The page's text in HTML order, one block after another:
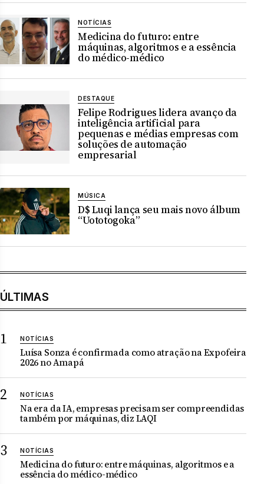
NOTÍCIAS
Medicina do futuro: entre
máquinas, algoritmos e a essência
do médico-médico
DESTAQUE
Felipe Rodrigues lidera avanço da
inteligência artificial para
pequenas e médias empresas com
soluções de automação
empresarial
MÚSICA
D$ Luqi lança seu mais novo álbum
“Uototogoka”
ÚLTIMAS
NOTÍCIAS
Luísa Sonza é confirmada como atração na Expofeira
2026 no Amapá
NOTÍCIAS
Na era da IA, empresas precisam ser compreendidas
também por máquinas, diz LAQI
NOTÍCIAS
Medicina do futuro: entre máquinas, algoritmos e a
essência do médico-médico